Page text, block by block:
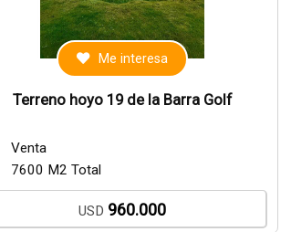
Me interesa
Terreno hoyo 19 de la Barra Golf
Venta
7600 M2 Total
USD 960.000